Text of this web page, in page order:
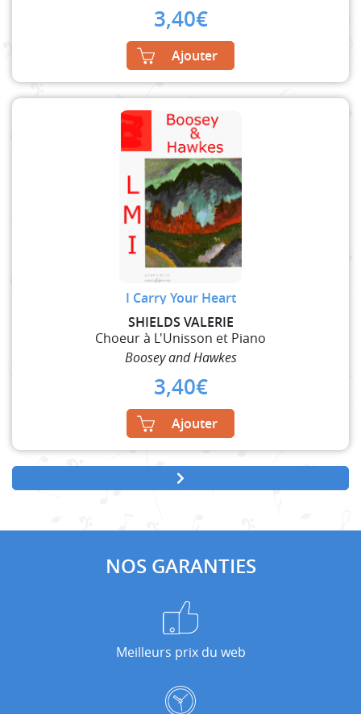
3,40€
Ajouter
I Carry Your Heart
SHIELDS VALERIE
Choeur à L'Unisson et Piano
Boosey and Hawkes
3,40€
Ajouter
NOS GARANTIES
Meilleurs prix du web